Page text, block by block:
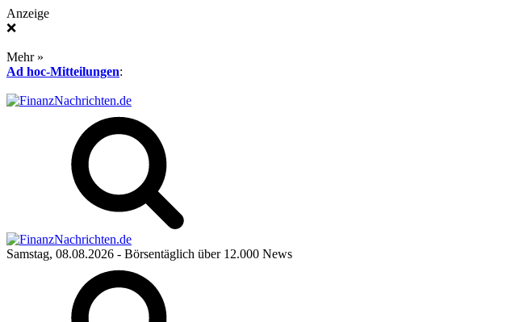
Anzeige
❌
Mehr »
Ad hoc-Mitteilungen:
Samstag, 08.08.2026 - Börsentäglich über 12.000 News